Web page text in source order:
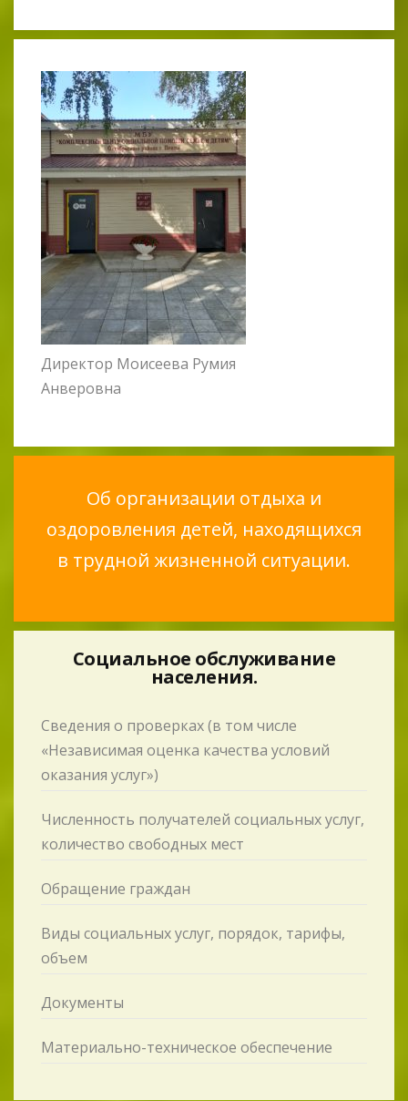
Директор Моисеева Румия
Анверовна
Об организации отдыха и
оздоровления детей, находящихся
в трудной жизненной ситуации.
Социальное обслуживание
населения.
Сведения о проверках (в том числе
«Независимая оценка качества условий
оказания услуг»)
Численность получателей социальных услуг,
количество свободных мест
Обращение граждан
Виды социальных услуг, порядок, тарифы,
объем
Документы
Материально-техническое обеспечение